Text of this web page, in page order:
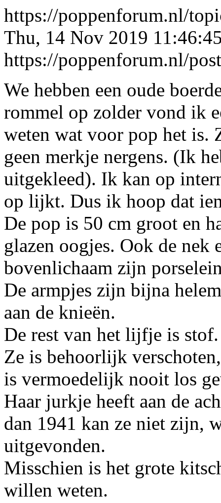
https://poppenforum.nl/
Thu, 14 Nov 2019
https://poppenforum.nl/
We hebben een oude
rommel op zolder vond ik
weten wat voor pop het is.
geen merkje nergens. (Ik
uitgekleed). Ik kan op
op lijkt. Dus ik hoop dat
De pop is 50 cm groot en
glazen oogjes. Ook de nek
bovenlichaam zijn
De armpjes zijn bijna
aan de knieën.
De rest van het lijfje is stof.
Ze is behoorlijk
is vermoedelijk nooit los
Haar jurkje heeft aan de
dan 1941 kan ze niet zijn,
uitgevonden.
Misschien is het grote
willen weten.